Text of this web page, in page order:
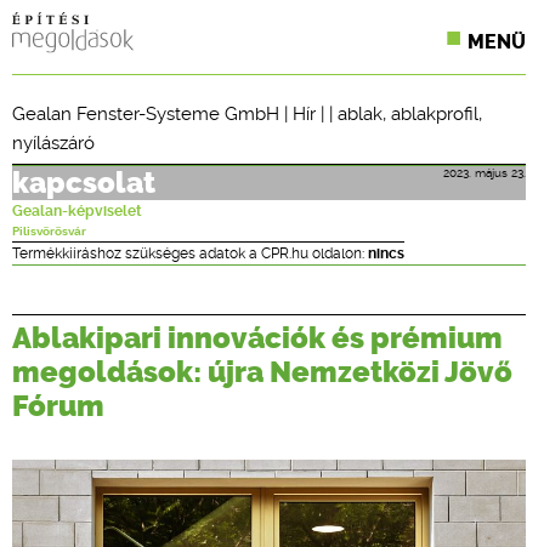
MENÜ
CPR TERMÉKKIÍRÁS
ÉPÍTÉSI JOG
ONLINE KÉPZÉSEK
TERVEZÉSI SEGÉDLETEK
Gealan Fenster-Systeme GmbH | Hír | | ablak, ablakprofil,
nyílászáró
2023. május 23.
kapcsolat
Gealan-képviselet
Pilisvörösvár
Termékkiíráshoz szükséges adatok a CPR.hu oldalon: nincs
Ablakipari innovációk és prémium
megoldások: újra Nemzetközi Jövő
Fórum